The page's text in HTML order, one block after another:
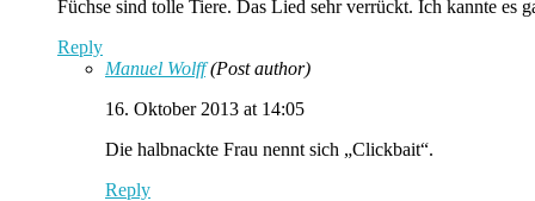
Füchse sind tolle Tiere. Das Lied sehr verrückt. Ich kannte es
Reply
Manuel Wolff (Post author)
16. Oktober 2013 at 14:05
Die halbnackte Frau nennt sich „Clickbait“.
Reply